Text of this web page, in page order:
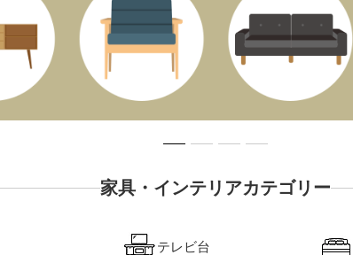
家具・インテリアカテゴリー
テレビ台